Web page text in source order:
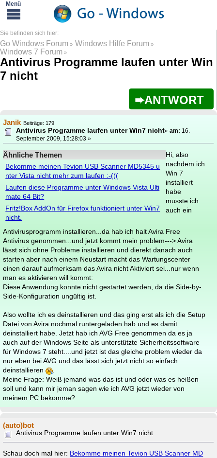
Go Windows Forum » Windows Hilfe Forum »
Windows 7 Forum »
Antivirus Programme laufen unter Win
7 nicht
ANTWORT
Janik Beiträge: 179
Antivirus Programme laufen unter Win7 nicht«am: 16.
September 2009, 15:28:03 »
Ähnliche Themen
Bekomme meinen Tevion USB Scanner MD5345 u
nter Vista nicht mehr zum laufen :-(((
Laufen diese Programme unter Windows Vista Ulti
mate 64 Bit?
Fritz!Box AddOn für Firefox funktioniert unter Win7
nicht.
Hi, also
nachdem ich
Win 7
installiert
habe
musste ich
auch ein
Antivirusprogramm installieren...da hab ich halt Avira Free
Antivirus genommen...und jetzt kommt mein problem---> Avira
lässt sich ohne Probleme installieren und dierekt danach auch
starten aber nach einem Neustart macht das Wartungscenter
einen darauf aufmerksam das Avira nicht Aktiviert sei...nur wenn
man es aktivieren will kommt:
Diese Anwendung konnte nicht gestartet werden, da die Side-by-
Side-Konfiguration ungültig ist.
Also wollte ich es deinstallieren und das ging erst als ich die Setup
Datei von Avira nochmal runtergeladen hab und es damit
deinstalliert habe. Jetzt hab ich AVG Free genommen da es ja
auch auf der Windows Seite als unterstützte Sicherheitssoftware
für Windows 7 steht....und jetzt ist das gleiche problem wieder da
nur eben bei AVG und das lässt sich jetzt nicht so einfach
deinstallieren
Meine Frage: Weiß jemand was das ist und oder was es heißen
soll und kann mir jeman sagen wie ich AVG jetzt wieder von
meinem PC bekomme?
(auto)bot
Antivirus Programme laufen unter Win7 nicht
Schau doch mal hier: Bekomme meinen Tevion USB Scanner MD